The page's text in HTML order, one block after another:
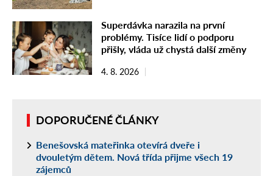
Superdávka narazila na první
problémy. Tisíce lidí o podporu
přišly, vláda už chystá další změny
4. 8. 2026
DOPORUČENÉ ČLÁNKY
Benešovská mateřinka otevírá dveře i
dvouletým dětem. Nová třída přijme všech 19
zájemců